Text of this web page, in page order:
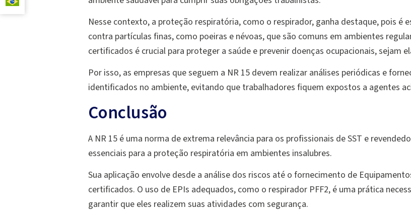
Nesse contexto, a proteção respiratória, como o respirador, ganha destaque, pois é
contra partículas finas, como poeiras e névoas, que são comuns em ambientes
certificados é crucial para proteger a saúde e prevenir doenças ocupacionais, sejam
Por isso, as empresas que seguem a NR 15 devem realizar análises periódicas e
identificados no ambiente, evitando que trabalhadores fiquem expostos a agentes
Conclusão
A NR 15 é uma norma de extrema relevância para os profissionais de SST e
essenciais para a proteção respiratória em ambientes insalubres.
Sua aplicação envolve desde a análise dos riscos até o fornecimento de
certificados. O uso de EPIs adequados, como o respirador PFF2, é uma prática
garantir que eles realizem suas atividades com segurança.